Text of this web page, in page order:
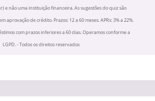
e não uma instituição financeira. As sugestões do quiz são
aprovação de crédito. Prazos: 12 a 60 meses. APRs: 3% a 22%.
com prazos inferiores a 60 dias. Operamos conforme a
LGPD. - Todos os direitos reservados